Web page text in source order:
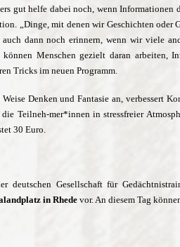
gut helfe dabei noch, wenn
„Dinge, mit denen wir Geschichten oder
dann noch erinnern, wenn wir viele
Menschen gezielt daran arbeiten,
Tricks im neuen Programm.
Denken und Fantasie an, verbessert
Teilneh-mer*innen in stressfreier Atmos
30 Euro.
deutschen Gesellschaft für
in Rhede vor. An diesem Tag